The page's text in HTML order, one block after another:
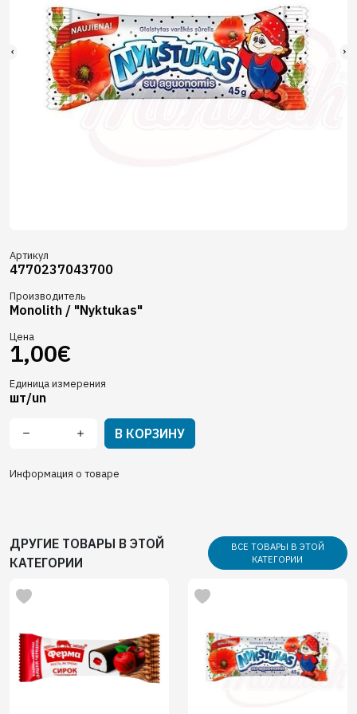
Артикул
4770237043700
Производитель
Monolith / "Nyktukas"
Цена
1,00€
Единица измерения
шт/un
В КОРЗИНУ
Информация о товаре
ДРУГИЕ ТОВАРЫ В ЭТОЙ
КАТЕГОРИИ
ВСЕ ТОВАРЫ В ЭТОЙ
КАТЕГОРИИ